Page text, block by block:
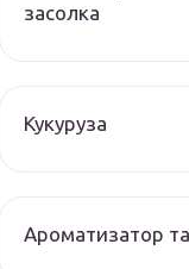
засолка
Кукуруза
Ароматизатор